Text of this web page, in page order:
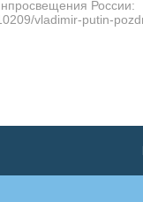
России:
vladimir-putin-